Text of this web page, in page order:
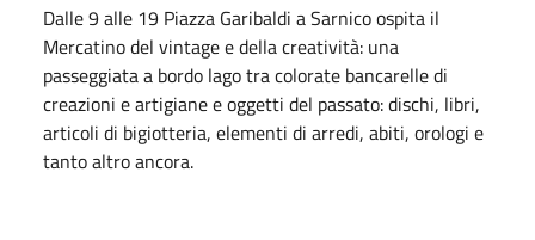
Dalle 9 alle 19 Piazza Garibaldi a Sarnico ospita il
Mercatino del vintage e della creatività: una
passeggiata a bordo lago tra colorate bancarelle di
creazioni e artigiane e oggetti del passato: dischi, libri,
articoli di bigiotteria, elementi di arredi, abiti, orologi e
tanto altro ancora.